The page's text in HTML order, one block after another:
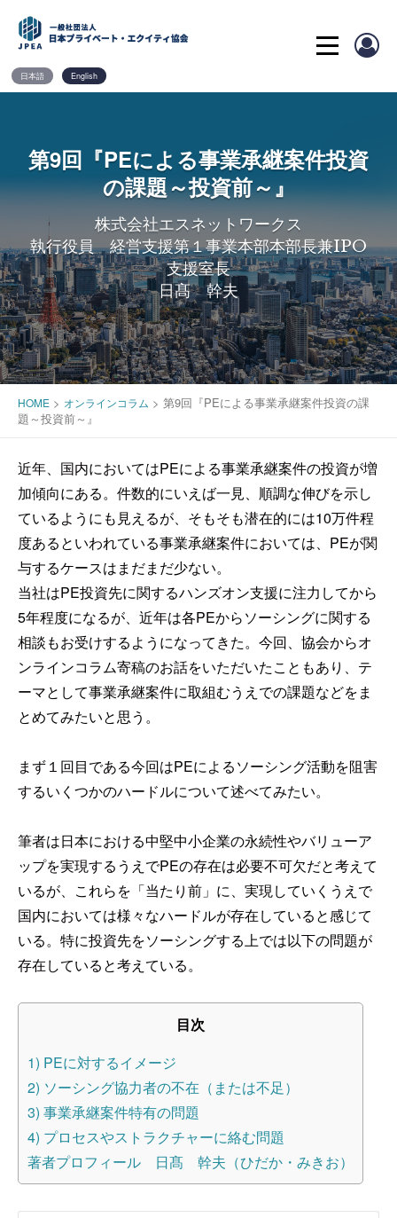
content
日本語 English
第9回『PEによる事業承継案件投資
の課題～投資前～』
株式会社エスネットワークス
執行役員 経営支援第１事業本部本部長兼IPO
支援室長
日髙 幹夫
HOME > オンラインコラム > 第9回『PEによる事業承継案件投資の課
題～投資前～』
近年、国内においてはPEによる事業承継案件の投資が増
加傾向にある。件数的にいえば一見、順調な伸びを示し
ているようにも見えるが、そもそも潜在的には10万件程
度あるといわれている事業承継案件においては、PEが関
与するケースはまだまだ少ない。
当社はPE投資先に関するハンズオン支援に注力してから
5年程度になるが、近年は各PEからソーシングに関する
相談もお受けするようになってきた。今回、協会からオ
ンラインコラム寄稿のお話をいただいたこともあり、テ
ーマとして事業承継案件に取組むうえでの課題などをま
とめてみたいと思う。
まず１回目である今回はPEによるソーシング活動を阻害
するいくつかのハードルについて述べてみたい。
筆者は日本における中堅中小企業の永続性やバリューア
ップを実現するうえでPEの存在は必要不可欠だと考えて
いるが、これらを「当たり前」に、実現していくうえで
国内においては様々なハードルが存在していると感じて
いる。特に投資先をソーシングする上では以下の問題が
存在していると考えている。
目次
1) PEに対するイメージ
2) ソーシング協力者の不在（または不足）
3) 事業承継案件特有の問題
4) プロセスやストラクチャーに絡む問題
著者プロフィール 日髙 幹夫（ひだか・みきお）